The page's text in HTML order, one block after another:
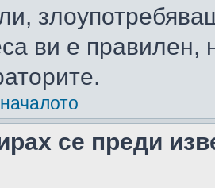
ви е правилен,
се преди